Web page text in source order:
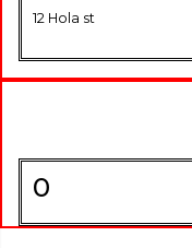
12 Hola st
0